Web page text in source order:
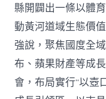
縣開闢出一條以體
動黃河道域生態價
強說，聚焦國度全
布、蘋果財產等成
會，布局實行“以壺